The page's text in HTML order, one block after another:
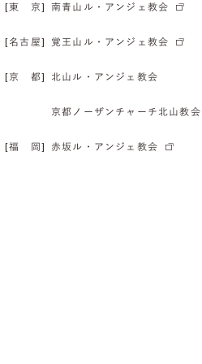
[東 京] 南青山ル・アンジェ教会
[名古屋] 覚王山ル・アンジェ教会
[京 都] 北山ル・アンジェ教会
京都ノーザンチャーチ北山教会
[福 岡] 赤坂ル・アンジェ教会